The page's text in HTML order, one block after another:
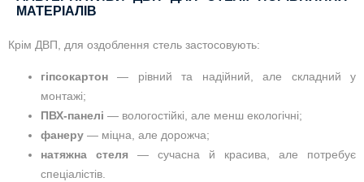
МАТЕРІАЛІВ
Крім ДВП, для оздоблення стель застосовують:
гіпсокартон — рівний та надійний, але складний у
монтажі;
ПВХ-панелі — вологостійкі, але менш екологічні;
фанеру — міцна, але дорожча;
натяжна стеля — сучасна й красива, але потребує
спеціалістів.